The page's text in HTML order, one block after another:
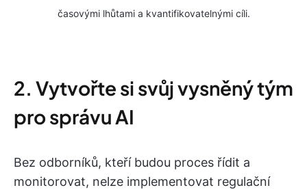
časovými lhůtami a kvantifikovatelnými cíli.
2. Vytvořte si svůj vysněný tým
pro správu AI
Bez odborníků, kteří budou proces řídit a
monitorovat, nelze implementovat regulační